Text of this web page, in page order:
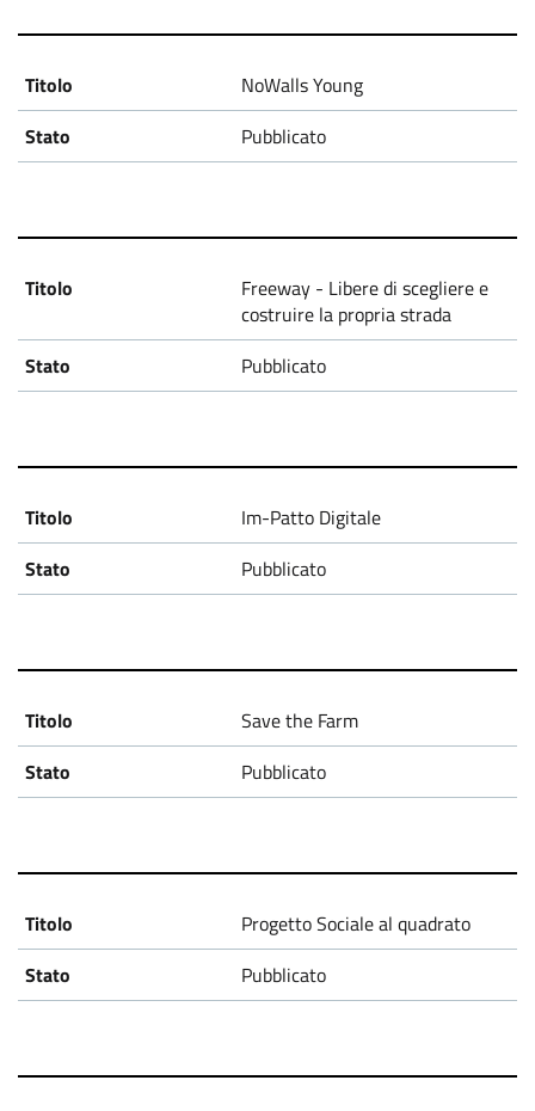
o
g
e
t
i
NoWalls Young
Pubblicato
Freeway - Libere di scegliere e
costruire la propria strada
Pubblicato
Im-Patto Digitale
Pubblicato
Save the Farm
Pubblicato
Progetto Sociale al quadrato
Pubblicato